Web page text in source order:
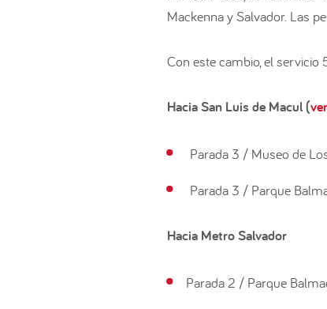
Mackenna y Salvador. Las
Con este cambio, el servicio
Hacia San Luis de Macul (
Parada 3 / Museo de
Parada 3 / Parque
Hacia Metro Salvador
Parada 2 / Parque